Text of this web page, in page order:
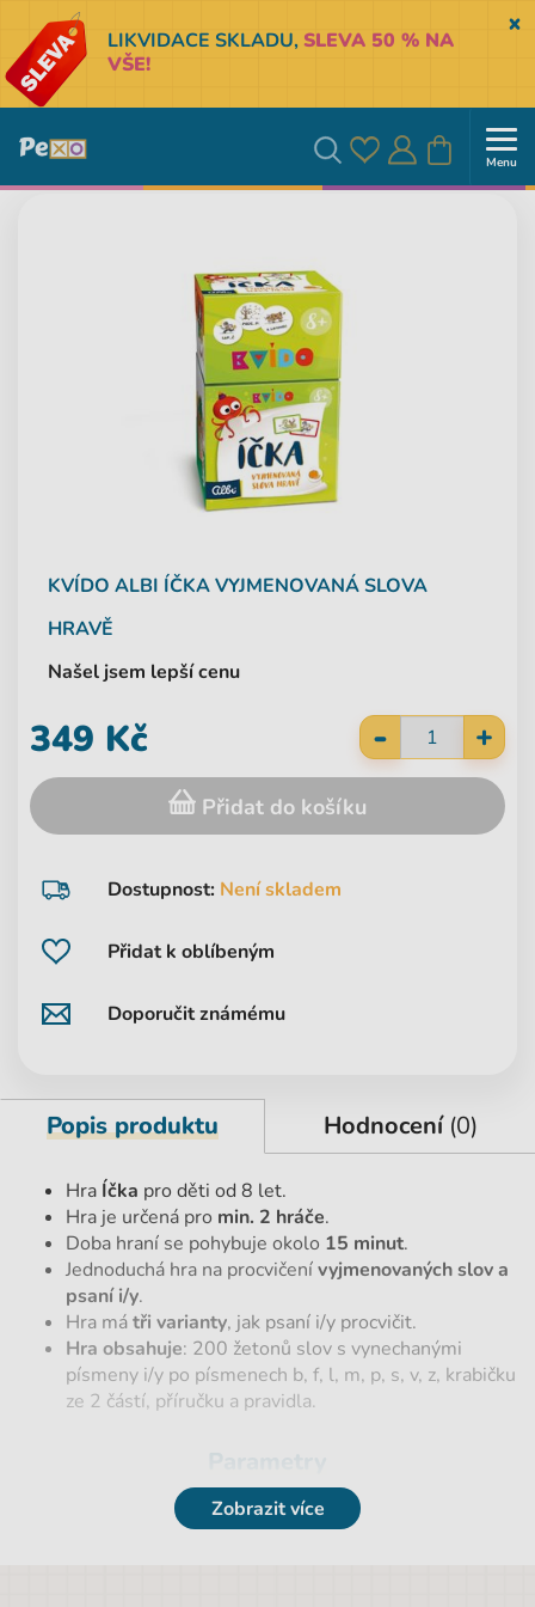
LIKVIDACE SKLADU,SLEVA 50 % NA
VŠE!
Vyhledávání
OblíbenéPřihlásit
Košík Menu
KVÍDO ALBI ÍČKA VYJMENOVANÁ SLOVA
HRAVĚ
Našel jsem lepší cenu
Přidat k oblíbeným
Doporučit známému
Dostupnost: Není skladem
- +
349 Kč
Přidat do košíku
Popis produktu Hodnocení (0)
Hra Íčka pro děti od 8 let.
Hra je určená pro min. 2 hráče.
Doba hraní se pohybuje okolo 15 minut.
Jednoduchá hra na procvičenívyjmenovaných slov a
psaní i/y.
Hra mátři varianty, jak psaní i/y procvičit.
Hra obsahuje: 200 žetonů slov s vynechanými
písmeny i/y po písmenech b, f, l, m, p, s, v, z, krabičku
ze 2 částí, příručku a pravidla.
Zobrazit více